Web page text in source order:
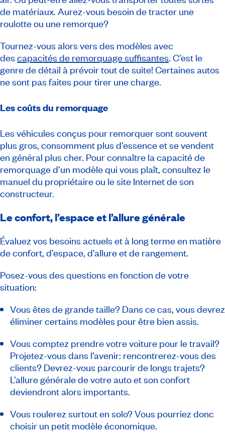
de matériaux. Aurez-vous besoin de tracter une
roulotte ou une remorque?
Tournez-vous alors vers des modèles avec
des capacités de remorquage suffisantes. C’est le
genre de détail à prévoir tout de suite! Certaines autos
ne sont pas faites pour tirer une charge.
Les coûts du remorquage
Les véhicules conçus pour remorquer sont souvent
plus gros, consomment plus d’essence et se vendent
en général plus cher. Pour connaître la capacité de
remorquage d’un modèle qui vous plaît, consultez le
manuel du propriétaire ou le site Internet de son
constructeur.
Le confort, l’espace et l’allure générale
Évaluez vos besoins actuels et à long terme en matière
de confort, d’espace, d’allure et de rangement.
Posez-vous des questions en fonction de votre
situation:
Vous êtes de grande taille? Dans ce cas, vous devrez
éliminer certains modèles pour être bien assis.
Vous comptez prendre votre voiture pour le travail?
Projetez-vous dans l’avenir: rencontrerez-vous des
clients? Devrez-vous parcourir de longs trajets?
L’allure générale de votre auto et son confort
deviendront alors importants.
Vous roulerez surtout en solo? Vous pourriez donc
choisir un petit modèle économique.